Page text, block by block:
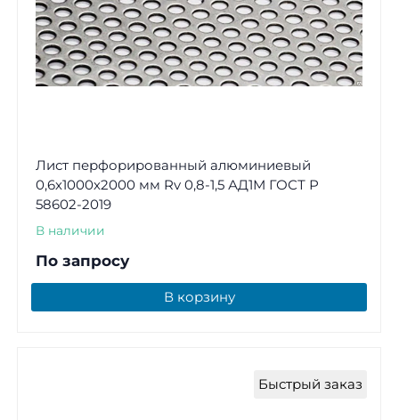
Лист перфорированный алюминиевый
0,6х1000х2000 мм Rv 0,8-1,5 АД1М ГОСТ Р
58602-2019
В наличии
По запросу
В корзину
Быстрый заказ